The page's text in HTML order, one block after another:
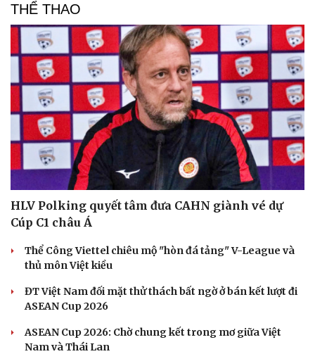
THỂ THAO
HLV Polking quyết tâm đưa CAHN giành vé dự
Cúp C1 châu Á
Thể Công Viettel chiêu mộ "hòn đá tảng" V-League và
thủ môn Việt kiều
ĐT Việt Nam đối mặt thử thách bất ngờ ở bán kết lượt đi
ASEAN Cup 2026
ASEAN Cup 2026: Chờ chung kết trong mơ giữa Việt
Nam và Thái Lan